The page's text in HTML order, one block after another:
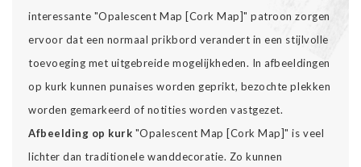
interessante "Opalescent Map [Cork Map]" patroon zorgen
ervoor dat een normaal prikbord verandert in een stijlvolle
toevoeging met uitgebreide mogelijkheden. In afbeeldingen
op kurk kunnen punaises worden geprikt, bezochte plekken
worden gemarkeerd of notities worden vastgezet.
Afbeelding op kurk "Opalescent Map [Cork Map]" is veel
lichter dan traditionele wanddecoratie. Zo kunnen